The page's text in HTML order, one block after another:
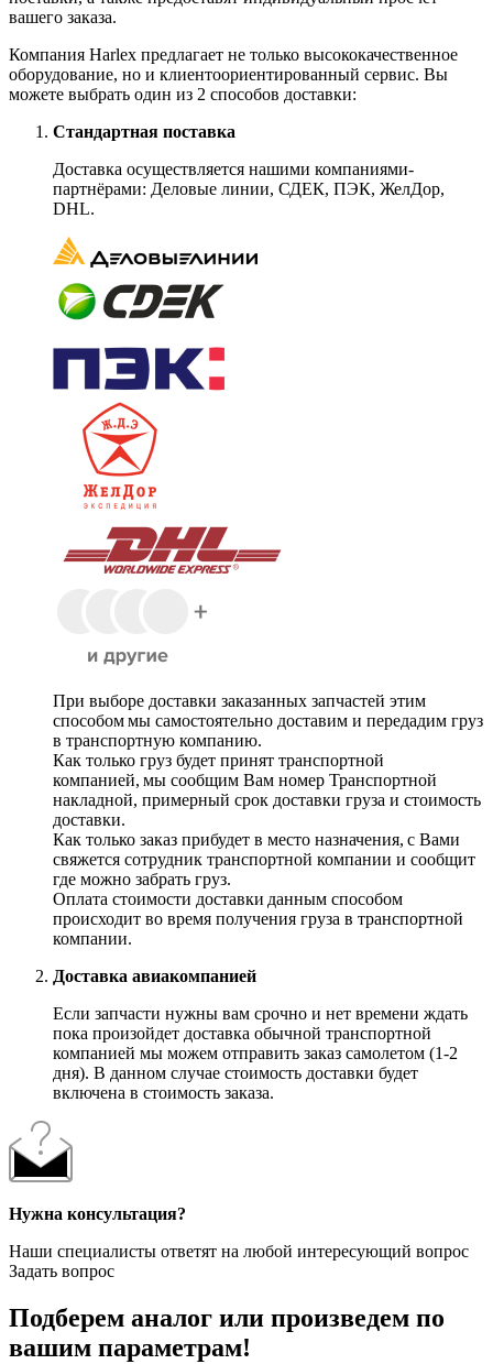
вашего заказа.
Компания Harlex предлагает не только высококачественное
оборудование, но и клиентоориентированный сервис. Вы
можете выбрать один из 2 способов доставки:
Стандартная поставка
Доставка осуществляется нашими компаниями-
партнёрами: Деловые линии, СДЕК, ПЭК, ЖелДор,
DHL.
При выборе доставки заказанных запчастей этим
способом мы самостоятельно доставим и передадим груз
в транспортную компанию.
Как только груз будет принят транспортной
компанией, мы сообщим Вам номер Транспортной
накладной, примерный срок доставки груза и стоимость
доставки.
Как только заказ прибудет в место назначения, с Вами
свяжется сотрудник транспортной компании и сообщит
где можно забрать груз.
Оплата стоимости доставки данным способом
происходит во время получения груза в транспортной
компании.
Доставка авиакомпанией
Если запчасти нужны вам срочно и нет времени ждать
пока произойдет доставка обычной транспортной
компанией мы можем отправить заказ самолетом (1-2
дня). В данном случае стоимость доставки будет
включена в стоимость заказа.
Нужна консультация?
Наши специалисты ответят на любой интересующий вопрос
Задать вопрос
Подберем аналог или произведем по
вашим параметрам!